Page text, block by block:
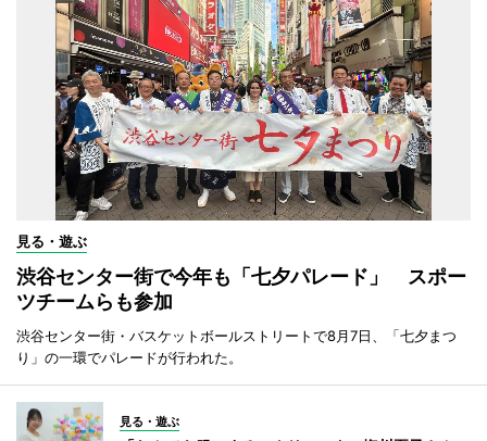
見る・遊ぶ
渋谷センター街で今年も「七夕パレード」 スポー
ツチームらも参加
渋谷センター街・バスケットボールストリートで8月7日、「七夕まつ
り」の一環でパレードが行われた。
見る・遊ぶ